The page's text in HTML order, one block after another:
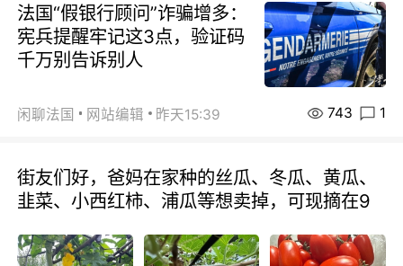
法国“假银行顾问”诈骗增多：
宪兵提醒牢记这3点，验证码
千万别告诉别人
闲聊法国 网站编辑 昨天15:39 743 1
街友们好，爸妈在家种的丝瓜、冬瓜、黄瓜、
韭菜、小西红柿、浦瓜等想卖掉，可现摘在9